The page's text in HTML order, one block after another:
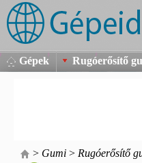
Gépek
Rugóerősítő
> Gumi > Rugóerősítő